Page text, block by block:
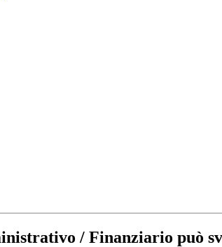
/ Finanziario può